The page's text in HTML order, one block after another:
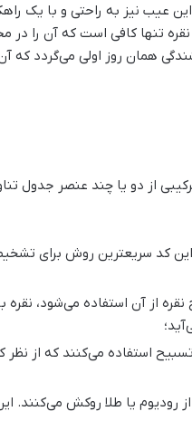
عیب نیز به راحتی و با یک
تنها کافی است که آن را در
همان روز اولی می‌گردد که آن
از دو یا چند عنصر جدول
کد سریعترین روش برای
از نقره با عیار 950 برای ساخت تسبیح استفاده
رودیوم یا طلا روکش می‌کنند.